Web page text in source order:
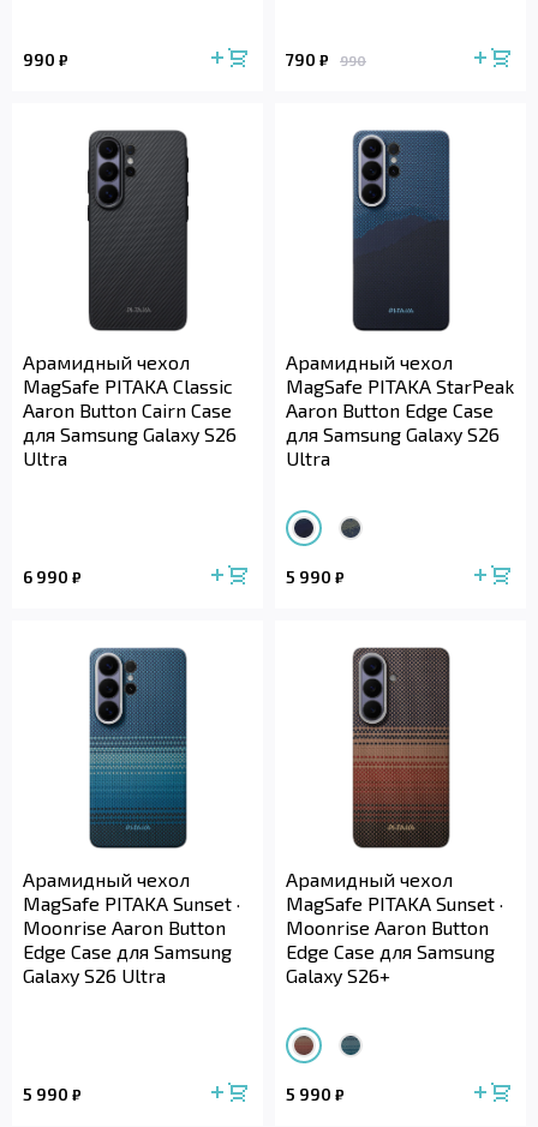
990 ₽ 790 ₽ 990
Арамидный чехол
MagSafe PITAKA Classic
Aaron Button Cairn Case
для Samsung Galaxy S26
Ultra
6 990 ₽
Арамидный чехол
MagSafe PITAKA StarPeak
Aaron Button Edge Case
для Samsung Galaxy S26
Ultra
5 990 ₽
Арамидный чехол
MagSafe PITAKA Sunset ·
Moonrise Aaron Button
Edge Case для Samsung
Galaxy S26 Ultra
5 990 ₽
Арамидный чехол
MagSafe PITAKA Sunset ·
Moonrise Aaron Button
Edge Case для Samsung
Galaxy S26+
5 990 ₽